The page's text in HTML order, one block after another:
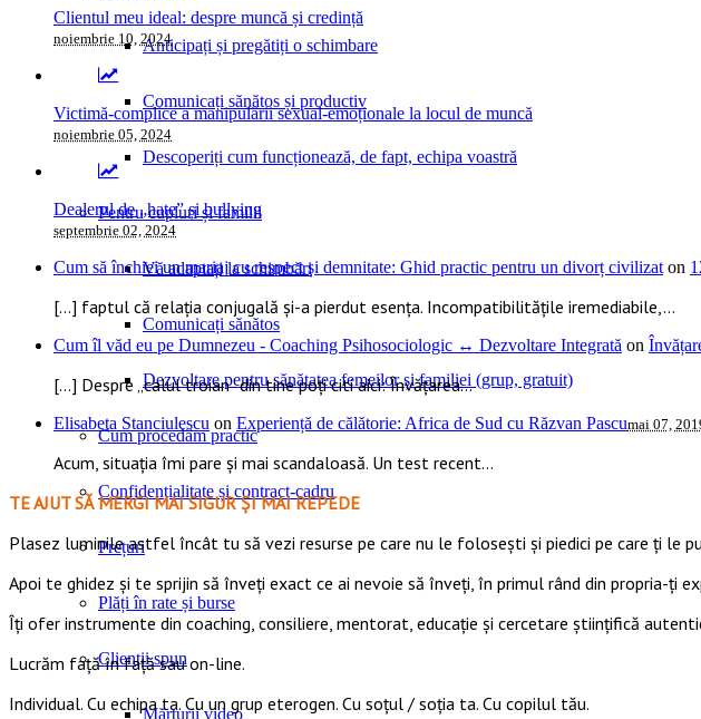
Anticipați și pregătiți o schimbare
Comunicați sănătos și productiv
Descoperiți cum funcționează, de fapt, echipa voastră
Pentru cupluri și familii
Vă adaptați la schimbări
Comunicați sănătos
Dezvoltare pentru sănătatea femeilor și familiei (grup, gratuit)
Cum procedăm practic
Confidențialitate și contract-cadru
Prețuri
Plăți în rate și burse
Clienții spun
Mărturii video
Clientul meu ideal: despre muncă și credință
noiembrie 10, 2024
Victimă-complice a manipulării sexual-emoționale la locul de muncă
noiembrie 05, 2024
Dealerul de „hate” și bullying
septembrie 02, 2024
Cum să închiei un mariaj cu respect și demnitate: Ghid practic pentru un divorț civilizat on
[…] faptul că relația conjugală și-a pierdut esența. Incompatibilitățile iremediabile,...
Cum îl văd eu pe Dumnezeu - Coaching Psihosociologic ↔ Dezvoltare Integrată on
[…] Despre „calul troian” din tine poți citi aici: Învățarea...
Elisabeta Stanciulescu on Experiență de călătorie: Africa de Sud cu Răzvan Pascumai 07,
Acum, situația îmi pare și mai scandaloasă. Un test recent...
TE AJUT SĂ MERGI MAI SIGUR ȘI MAI REPEDE
​​Plasez luminile astfel încât tu să vezi resurse pe care nu le folosești și piedici pe care ți le
Apoi te ghidez și te sprijin să înveți exact ce ai nevoie să înveți, în primul rând din propria-ți
Îți ofer instrumente din coaching, consiliere, mentorat, educație și cercetare științifică
Lucrăm față în față sau on-line.
Individual. Cu echipa ta. Cu un grup eterogen. Cu soțul / soția ta. Cu copilul tău.